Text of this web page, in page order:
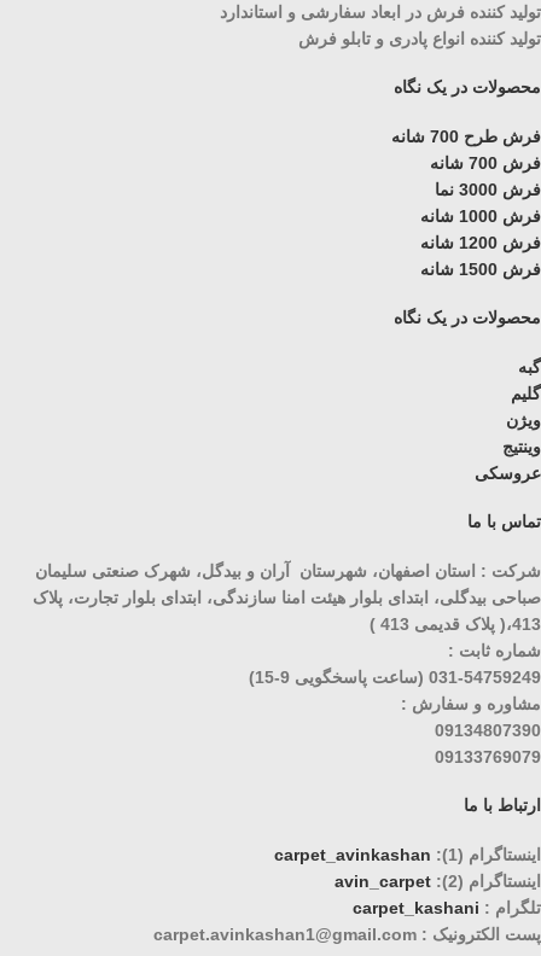
تولید کننده فرش در ابعاد سفارشی و استاندارد
تولید کننده انواع پادری و تابلو فرش
محصولات در یک نگاه
فرش طرح 700 شانه
فرش 700 شانه
فرش 3000 نما
فرش 1000 شانه
فرش 1200 شانه
فرش 1500 شانه
محصولات در یک نگاه
گبه
گلیم
ویژن
وینتیج
عروسکی
تماس با ما
شرکت : استان اصفهان، شهرستان آران و بیدگل، شهرک صنعتی سلیمان
صباحی بیدگلی، ابتدای بلوار هیئت امنا سازندگی، ابتدای بلوار تجارت، پلاک
413،( پلاک قدیمی 413 )
شماره ثابت :
031-54759249 (ساعت پاسخگویی 9-15)
مشاوره و سفارش :
09134807390
09133769079
ارتباط با ما
اینستاگرام (1):
carpet_avinkashan
اینستاگرام (2):
avin_carpet
تلگرام : carpet_kashani
پست الکترونیک : carpet.avinkashan1@gmail.com